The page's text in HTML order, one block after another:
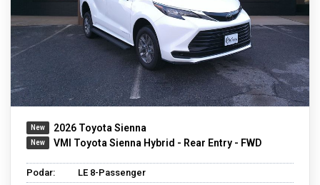
2026 Toyota Sienna
VMI Toyota Sienna Hybrid - Rear Entry - FWD
Podar:
LE 8-Passenger